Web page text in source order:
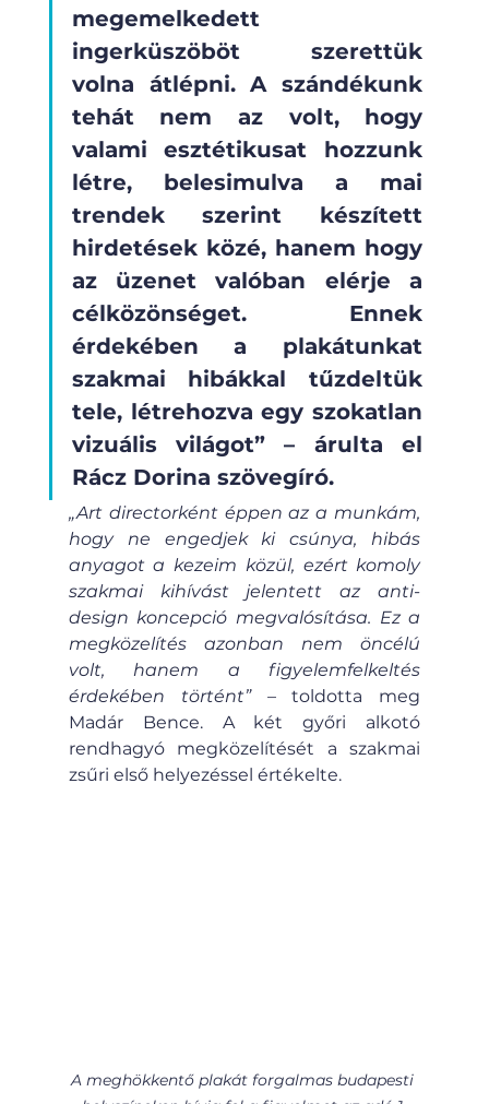
megemelkedett
ingerküszöböt szerettük
volna átlépni. A szándékunk
tehát nem az volt, hogy
valami esztétikusat hozzunk
létre, belesimulva a mai
trendek szerint készített
hirdetések közé, hanem hogy
az üzenet valóban elérje a
célközönséget. Ennek
érdekében a plakátunkat
szakmai hibákkal tűzdeltük
tele, létrehozva egy szokatlan
vizuális világot” – árulta el
Rácz Dorina szövegíró.
„Art directorként éppen az a munkám,
hogy ne engedjek ki csúnya, hibás
anyagot a kezeim közül, ezért komoly
szakmai kihívást jelentett az anti-
design koncepció megvalósítása. Ez a
megközelítés azonban nem öncélú
volt, hanem a figyelemfelkeltés
érdekében történt” – toldotta meg
Madár Bence. A két győri alkotó
rendhagyó megközelítését a szakmai
zsűri első helyezéssel értékelte.
A meghökkentő plakát forgalmas budapesti